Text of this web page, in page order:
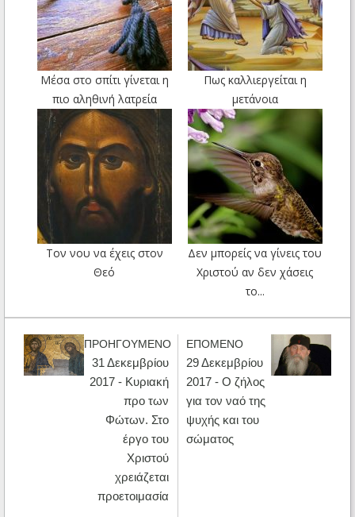
Mέσα στο σπίτι γίνεται η
πιο αληθινή λατρεία
Πως καλλιεργείται η
μετάνοια
Τον νου να έχεις στον
Θεό
Δεν μπορείς να γίνεις του
Χριστού αν δεν χάσεις
το...
ΠΡΟΗΓΟΥΜΕΝΟ
31 Δεκεμβρίου
2017 - Κυριακή
προ των
Φώτων. Στο
έργο του
Χριστού
χρειάζεται
προετοιμασία
ΕΠΟΜΕΝΟ
29 Δεκεμβρίου
2017 - Ο ζήλος
για τον ναό της
ψυχής και του
σώματος